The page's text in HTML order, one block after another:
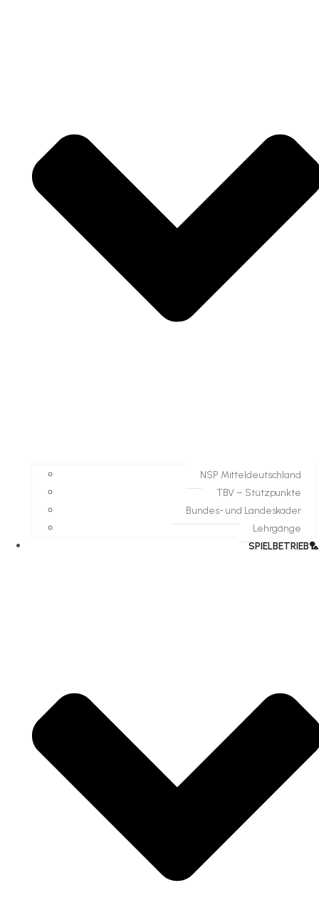
NSP Mitteldeutschland
TBV – Stützpunkte
Bundes- und Landeskader
Lehrgänge
SPIELBETRIEB🏸